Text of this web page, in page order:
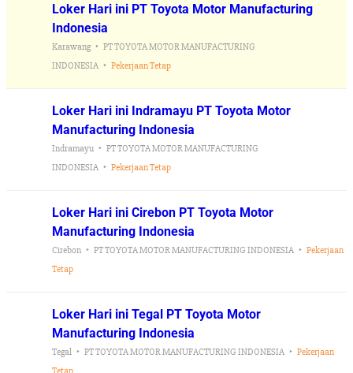
Loker Hari ini PT Toyota Motor Manufacturing
Indonesia
Karawang
PT TOYOTA MOTOR MANUFACTURING
INDONESIA
Pekerjaan Tetap
Loker Hari ini Indramayu PT Toyota Motor
Manufacturing Indonesia
Indramayu
PT TOYOTA MOTOR MANUFACTURING
INDONESIA
Pekerjaan Tetap
Loker Hari ini Cirebon PT Toyota Motor
Manufacturing Indonesia
Cirebon PT TOYOTA MOTOR MANUFACTURING INDONESIA
Pekerjaan
Tetap
Loker Hari ini Tegal PT Toyota Motor
Manufacturing Indonesia
Tegal PT TOYOTA MOTOR MANUFACTURING INDONESIA
Pekerjaan